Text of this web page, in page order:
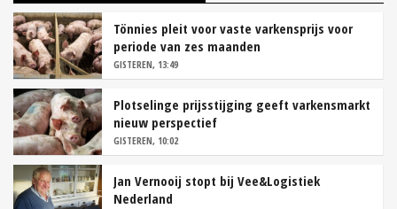
Tönnies pleit voor vaste varkensprijs voor
periode van zes maanden
GISTEREN, 13:49
Plotselinge prijsstijging geeft varkensmarkt
nieuw perspectief
GISTEREN, 10:02
Jan Vernooij stopt bij Vee&Logistiek
Nederland